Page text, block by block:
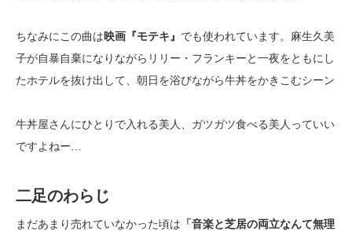
ちなみにこの曲は映画『モテキ』 でも使われています。麻生久美
子が自暴自棄になりながらリリー・フランキーと一夜をともにし
たホテルを抜け出して、朝日を浴びながら牛丼をかきこむシーン
牛丼屋さんにひとりで入れる美人、ガツガツ食べる美人っていい
ですよねー…
二足のわらじ
まだあまり売れていなかった頃は 「音楽と芝居の両立なんて無理